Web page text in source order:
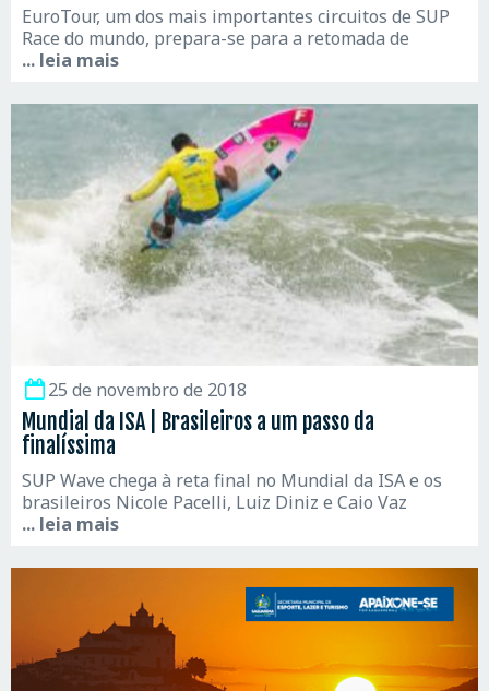
EuroTour, um dos mais importantes circuitos de SUP
Race do mundo, prepara-se para a retomada de
... leia mais
25 de novembro de 2018
Mundial da ISA | Brasileiros a um passo da
finalíssima
SUP Wave chega à reta final no Mundial da ISA e os
brasileiros Nicole Pacelli, Luiz Diniz e Caio Vaz
... leia mais